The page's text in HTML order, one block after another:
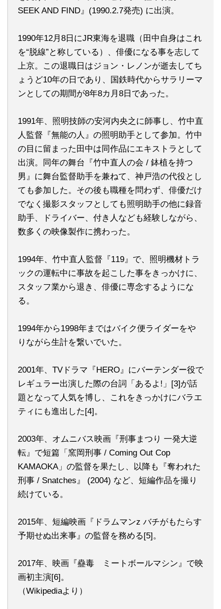
SEEK AND FIND』(1990.2.7発売) に出演。
1990年12月8日にJR東海を退職（田中自身はこれ
を“脱線”と称している）、俳優になる事を志して
上京。この退職日はジョン・レノンが逝去してち
ょうど10年の日であり、国鉄時代からサラリーマ
ンとしての期間が8年8カ月8日であった。
1991年、照明技師の安河内央之に師事し、竹中直
人監督『無能の人』の照明助手として参加。竹中
の目に留まった田中は同作品にエキストラとして
出演。同年の舞台『竹中直人の会 / 鉢植を持つ
男』に舞台監督助手を兼ねて、神戸浩の代役とし
ても参加した。その後も職種を問わず、俳優だけ
でなく撮影スタッフとしても照明助手の他に録音
助手、ドライバー、付き人なども経験しながら、
数多くの映像製作に携わった。
1994年、竹中直人監督『119』で、照明機材トラ
ックの運転中に事故を起こした事をきっかけに、
スタッフ業から退き、俳優に専念するようにな
る。
1994年から1998年まではバイク便ライダーをや
りながら生計を繋いでいた。
2001年、TVドラマ『HERO』にバーテンダー役で
レギュラー出演した際の台詞「あるよ!」[3]が話
題となって人気を博し、これをきっかけにバラエ
ティにも進出した[4]。
2003年、オムニバス映画『刑事まつり 一発大逆
転』で短篇「窯岡刑事 / Coming Out Cop
KAMAOKA」の監督を果たし、以降も『奪われた
刑事 / Snatches』 (2004) など、短編作品を撮り
続けている。
2015年、短編映画『ドラムマンz バチがもたらす
予期せぬ出来事』の監督を務める[5]。
2017年、映画『蠱毒 ミートボールマシン』で映
画初主演[6]。
（Wikipediaより）